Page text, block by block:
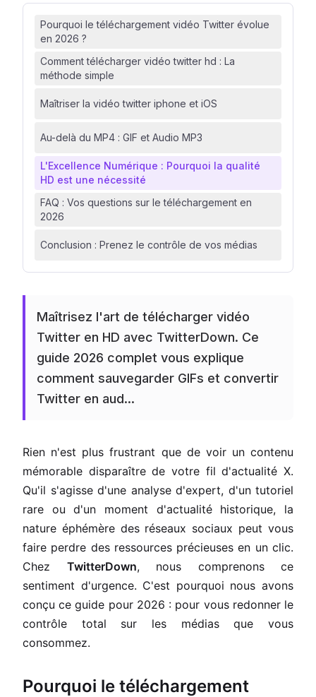
Pourquoi le téléchargement vidéo Twitter évolue
en 2026 ?
Comment télécharger vidéo twitter hd : La
méthode simple
Maîtriser la vidéo twitter iphone et iOS
Au-delà du MP4 : GIF et Audio MP3
L'Excellence Numérique : Pourquoi la qualité
HD est une nécessité
FAQ : Vos questions sur le téléchargement en
2026
Conclusion : Prenez le contrôle de vos médias
Maîtrisez l'art de télécharger vidéo
Twitter en HD avec TwitterDown. Ce
guide 2026 complet vous explique
comment sauvegarder GIFs et convertir
Twitter en aud...
Rien n'est plus frustrant que de voir un contenu
mémorable disparaître de votre fil d'actualité X.
Qu'il s'agisse d'une analyse d'expert, d'un tutoriel
rare ou d'un moment d'actualité historique, la
nature éphémère des réseaux sociaux peut vous
faire perdre des ressources précieuses en un clic.
Chez TwitterDown, nous comprenons ce
sentiment d'urgence. C'est pourquoi nous avons
conçu ce guide pour 2026 : pour vous redonner le
contrôle total sur les médias que vous
consommez.
Pourquoi le téléchargement